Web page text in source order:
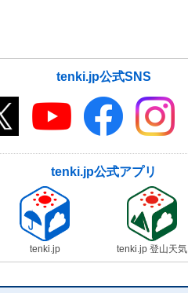
tenki.jp公式SNS
tenki.jp公式アプリ
tenki.jp tenki.jp 登山天気